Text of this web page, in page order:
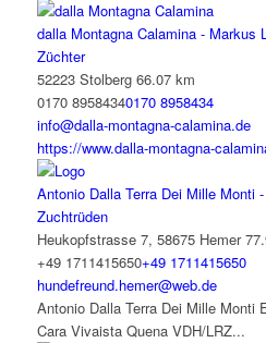
dalla Montagna Calamina - Markus
Züchter
52223 Stolberg 66.07 km
0170 89584340170 8958434
info@dalla-montagna-calamina.de
https://www.dalla-montagna-
Antonio Dalla Terra Dei Mille Monti
Zuchtrüden
Heukopfstrasse 7, 58675 Hemer
+49 1711415650+49 1711415650
hundefreund.hemer@web.de
Antonio Dalla Terra Dei Mille Monti
Cara Vivaista Quena VDH/LRZ...